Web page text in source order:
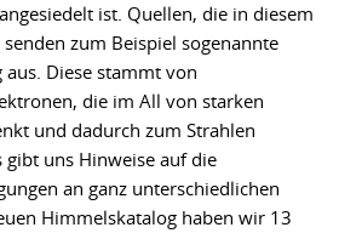
ist. Quellen, die in diesem
zum Beispiel sogenannte
Diese stammt von
die im All von starken
und dadurch zum Strahlen
gibt uns Hinweise auf die
an ganz unterschiedlichen
Himmelskatalog haben wir 13